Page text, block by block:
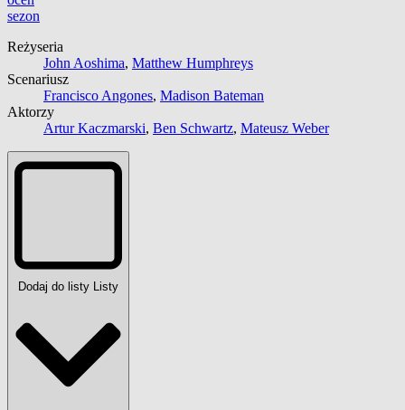
sezon
Reżyseria
John Aoshima, Matthew Humphreys
Scenariusz
Francisco Angones, Madison Bateman
Aktorzy
Artur Kaczmarski, Ben Schwartz, Mateusz Weber
Dodaj do listy Listy